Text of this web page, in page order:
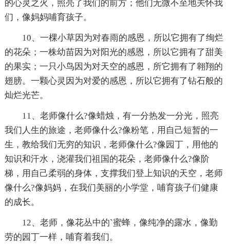
的心灵之火，照亮了我们的前方；他们无微不至地关怀我
们，像妈妈哺育孩子。
10、一棵小草因为对春雨的感恩，所以它拥有了绚烂
的花朵；一株幼苗因为对阳光的感恩，所以它拥有了甜美
的果实；一只小鸟因为对天空的感恩，所它拥有了翱翔的
翅膀。一颗心灵因为对爱的感恩，所以它拥有了钻石般的
灿烂光芒。
11、老师像什么?像蜡烛，有一分热发一分光，照亮
我们人生的旅途，老师像什么?像粉笔，用自己短暂的一
生，教给我们无穷的知识，老师像什么?像园丁，用他的
知识和汗水，浇灌我们祖国的花朵，老师像什么?像阶
梯，用自己柔弱的身体，支撑我们登上知识的天空，老师
像什么?像妈妈，在我们美丽的小学堂，哺育孩子们健康
的成长。
12、老师，像花丛中的`蜜蜂，像纯净的露水，像勤
劳的园丁一样，哺育着我们。